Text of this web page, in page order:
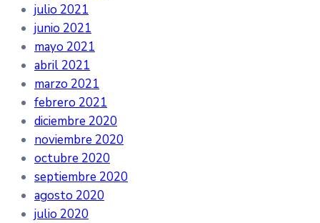
julio 2021
junio 2021
mayo 2021
abril 2021
marzo 2021
febrero 2021
diciembre 2020
noviembre 2020
octubre 2020
septiembre 2020
agosto 2020
julio 2020